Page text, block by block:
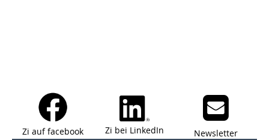
Zi auf facebook Zi bei LinkedIn Newsletter